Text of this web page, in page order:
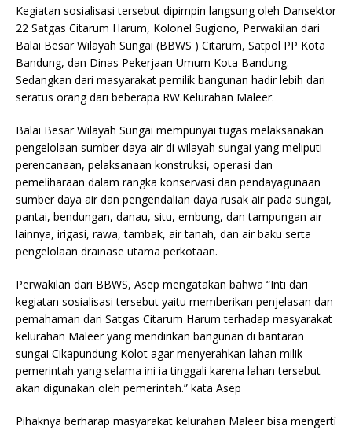
Kegiatan sosialisasi tersebut dipimpin langsung oleh Dansektor
22 Satgas Citarum Harum, Kolonel Sugiono, Perwakilan dari
Balai Besar Wilayah Sungai (BBWS ) Citarum, Satpol PP Kota
Bandung, dan Dinas Pekerjaan Umum Kota Bandung.
Sedangkan dari masyarakat pemilik bangunan hadir lebih dari
seratus orang dari beberapa RW.Kelurahan Maleer.
Balai Besar Wilayah Sungai mempunyai tugas melaksanakan
pengelolaan sumber daya air di wilayah sungai yang meliputi
perencanaan, pelaksanaan konstruksi, operasi dan
pemeliharaan dalam rangka konservasi dan pendayagunaan
sumber daya air dan pengendalian daya rusak air pada sungai,
pantai, bendungan, danau, situ, embung, dan tampungan air
lainnya, irigasi, rawa, tambak, air tanah, dan air baku serta
pengelolaan drainase utama perkotaan.
Perwakilan dari BBWS, Asep mengatakan bahwa “Inti dari
kegiatan sosialisasi tersebut yaitu memberikan penjelasan dan
pemahaman dari Satgas Citarum Harum terhadap masyarakat
kelurahan Maleer yang mendirikan bangunan di bantaran
sungai Cikapundung Kolot agar menyerahkan lahan milik
pemerintah yang selama ini ia tinggali karena lahan tersebut
akan digunakan oleh pemerintah.” kata Asep
Pihaknya berharap masyarakat kelurahan Maleer bisa mengertì